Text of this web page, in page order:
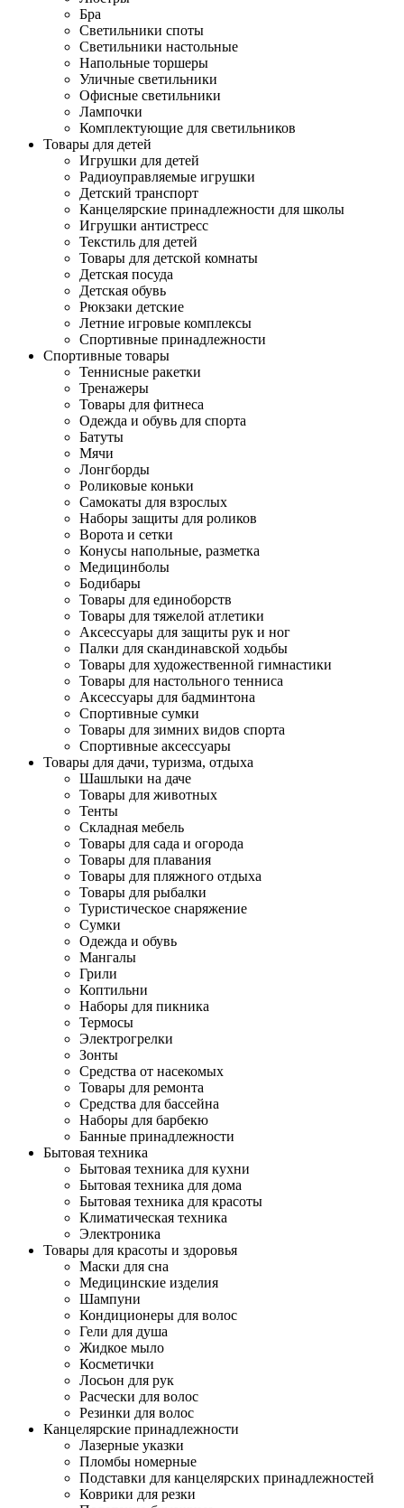
Бра
Светильники споты
Светильники настольные
Напольные торшеры
Уличные светильники
Офисные светильники
Лампочки
Комплектующие для светильников
Товары для детей
Игрушки для детей
Радиоуправляемые игрушки
Детский транспорт
Канцелярские принадлежности для школы
Игрушки антистресс
Текстиль для детей
Товары для детской комнаты
Детская посуда
Детская обувь
Рюкзаки детские
Летние игровые комплексы
Спортивные принадлежности
Спортивные товары
Теннисные ракетки
Тренажеры
Товары для фитнеса
Одежда и обувь для спорта
Батуты
Мячи
Лонгборды
Роликовые коньки
Самокаты для взрослых
Наборы защиты для роликов
Ворота и сетки
Конусы напольные, разметка
Медицинболы
Бодибары
Товары для единоборств
Товары для тяжелой атлетики
Аксессуары для защиты рук и ног
Палки для скандинавской ходьбы
Товары для художественной гимнастики
Товары для настольного тенниса
Аксессуары для бадминтона
Спортивные сумки
Товары для зимних видов спорта
Спортивные аксессуары
Товары для дачи, туризма, отдыха
Шашлыки на даче
Товары для животных
Тенты
Складная мебель
Товары для сада и огорода
Товары для плавания
Товары для пляжного отдыха
Товары для рыбалки
Туристическое снаряжение
Сумки
Одежда и обувь
Мангалы
Грили
Коптильни
Наборы для пикника
Термосы
Электрогрелки
Зонты
Средства от насекомых
Товары для ремонта
Средства для бассейна
Наборы для барбекю
Банные принадлежности
Бытовая техника
Бытовая техника для кухни
Бытовая техника для дома
Бытовая техника для красоты
Климатическая техника
Электроника
Товары для красоты и здоровья
Маски для сна
Медицинские изделия
Шампуни
Кондиционеры для волос
Гели для душа
Жидкое мыло
Косметички
Лосьон для рук
Расчески для волос
Резинки для волос
Канцелярские принадлежности
Лазерные указки
Пломбы номерные
Подставки для канцелярских принадлежностей
Коврики для резки